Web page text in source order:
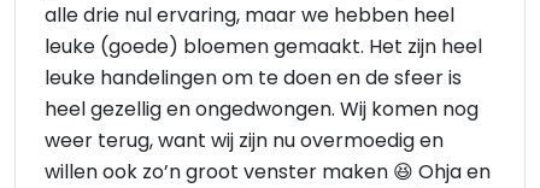
alle drie nul ervaring, maar we hebben heel
leuke (goede) bloemen gemaakt. Het zijn heel
leuke handelingen om te doen en de sfeer is
heel gezellig en ongedwongen. Wij komen nog
weer terug, want wij zijn nu overmoedig en
willen ook zo’n groot venster maken 😆 Ohja en